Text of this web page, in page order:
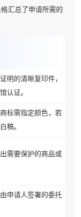
汇总了申请所需的
明的清晰复印件，
认证。
标需指定颜色，若
稿。
需要保护的商品或
申请人签署的委托